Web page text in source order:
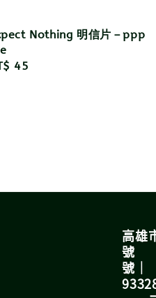
Nothing 明信片－ppp
45
高雄
號｜